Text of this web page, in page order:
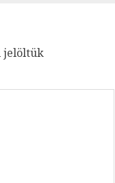
jelöltük